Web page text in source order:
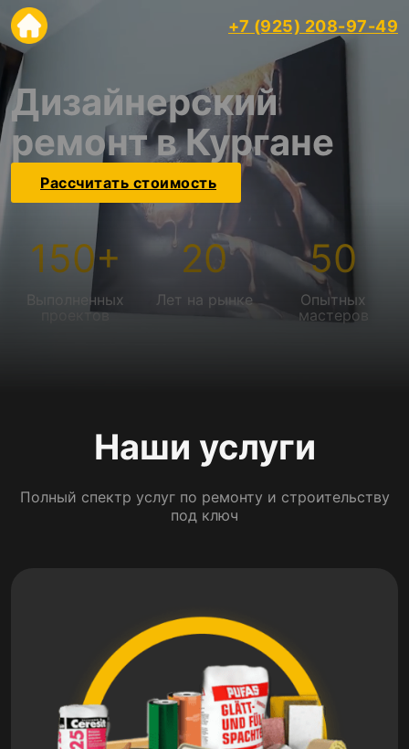
+7 (925) 208-97-49
Дизайнерский
ремонт в Кургане
Рассчитать стоимость
150+
Выполненных
проектов
20
Лет на рынке
50
Опытных
мастеров
Наши услуги
Полный спектр услуг по ремонту и строительству
под ключ